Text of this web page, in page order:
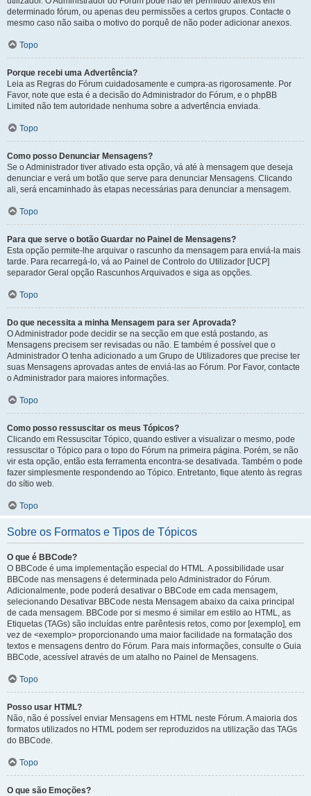
determinado fórum, ou apenas deu permissões a certos grupos. Contacte o
mesmo caso não saiba o motivo do porquê de não poder adicionar anexos.
Topo
Porque recebi uma Advertência?
Leia as Regras do Fórum cuidadosamente e cumpra-as rigorosamente. Por
Favor, note que esta é a decisão do Administrador do Fórum, e o phpBB
Limited não tem autoridade nenhuma sobre a advertência enviada.
Topo
Como posso Denunciar Mensagens?
Se o Administrador tiver ativado esta opção, vá até à mensagem que deseja
denunciar e verá um botão que serve para denunciar Mensagens. Clicando
ali, será encaminhado às etapas necessárias para denunciar a mensagem.
Topo
Para que serve o botão Guardar no Painel de Mensagens?
Esta opção permite-lhe arquivar o rascunho da mensagem para enviá-la mais
tarde. Para recarregá-lo, vá ao Painel de Controlo do Utilizador [UCP]
separador Geral opção Rascunhos Arquivados e siga as opções.
Topo
Do que necessita a minha Mensagem para ser Aprovada?
O Administrador pode decidir se na secção em que está postando, as
Mensagens precisem ser revisadas ou não. E também é possível que o
Administrador O tenha adicionado a um Grupo de Utilizadores que precise ter
suas Mensagens aprovadas antes de enviá-las ao Fórum. Por Favor, contacte
o Administrador para maiores informações.
Topo
Como posso ressuscitar os meus Tópicos?
Clicando em Ressuscitar Tópico, quando estiver a visualizar o mesmo, pode
ressuscitar o Tópico para o topo do Fórum na primeira página. Porém, se não
vir esta opção, então esta ferramenta encontra-se desativada. Também o pode
fazer simplesmente respondendo ao Tópico. Entretanto, fique atento às regras
do sítio web.
Topo
Sobre os Formatos e Tipos de Tópicos
O que é BBCode?
O BBCode é uma implementação especial do HTML. A possibilidade usar
BBCode nas mensagens é determinada pelo Administrador do Fórum.
Adicionalmente, pode poderá desativar o BBCode em cada mensagem,
selecionando Desativar BBCode nesta Mensagem abaixo da caixa principal
de cada mensagem. BBCode por si mesmo é similar em estilo ao HTML, as
Etiquetas (TAGs) são incluídas entre parêntesis retos, como por [exemplo], em
vez de <exemplo> proporcionando uma maior facilidade na formatação dos
textos e mensagens dentro do Fórum. Para mais informações, consulte o Guia
BBCode, acessível através de um atalho no Painel de Mensagens.
Topo
Posso usar HTML?
Não, não é possível enviar Mensagens em HTML neste Fórum. A maioria dos
formatos utilizados no HTML podem ser reproduzidos na utilização das TAGs
do BBCode.
Topo
O que são Emoções?